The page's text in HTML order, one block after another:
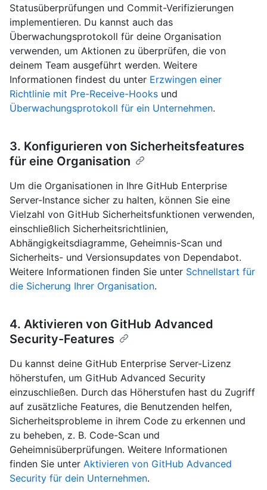
Statusüberprüfungen und Commit-Verifizierungen
implementieren. Du kannst auch das
Überwachungsprotokoll für deine Organisation
verwenden, um Aktionen zu überprüfen, die von
deinem Team ausgeführt werden. Weitere
Informationen findest du unter Erzwingen einer
Richtlinie mit Pre-Receive-Hooks und
Überwachungsprotokoll für ein Unternehmen.
3. Konfigurieren von Sicherheitsfeatures
für eine Organisation
Um die Organisationen in Ihre GitHub Enterprise
Server-Instance sicher zu halten, können Sie eine
Vielzahl von GitHub Sicherheitsfunktionen verwenden,
einschließlich Sicherheitsrichtlinien,
Abhängigkeitsdiagramme, Geheimnis-Scan und
Sicherheits- und Versionsupdates von Dependabot.
Weitere Informationen finden Sie unter Schnellstart für
die Sicherung Ihrer Organisation.
4. Aktivieren von GitHub Advanced
Security-Features
Du kannst deine GitHub Enterprise Server-Lizenz
höherstufen, um GitHub Advanced Security
einzuschließen. Durch das Höherstufen hast du Zugriff
auf zusätzliche Features, die Benutzenden helfen,
Sicherheitsprobleme in ihrem Code zu erkennen und
zu beheben, z. B. Code-Scan und
Geheimnisüberprüfungen. Weitere Informationen
finden Sie unter Aktivieren von GitHub Advanced
Security für dein Unternehmen.